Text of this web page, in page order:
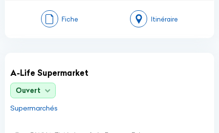
Fiche Itinéraire
A-Life Supermarket
Ouvert
Supermarchés